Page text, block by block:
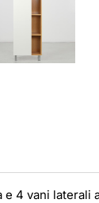
e 4 vani